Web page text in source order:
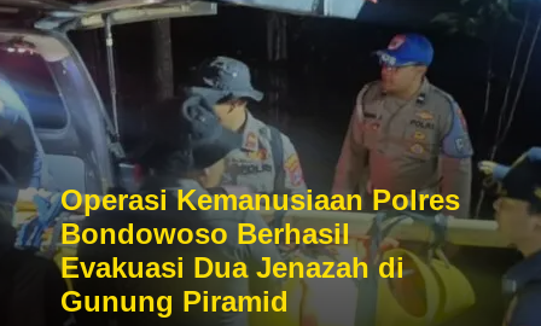
Operasi Kemanusiaan Polres
Bondowoso Berhasil
Evakuasi Dua Jenazah di
Gunung Piramid